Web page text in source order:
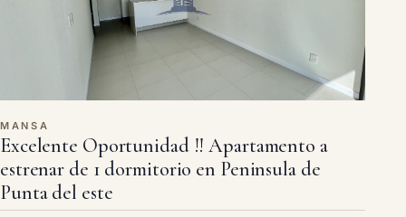
MANSA
Excelente Oportunidad !! Apartamento a
estrenar de 1 dormitorio en Peninsula de
Punta del este